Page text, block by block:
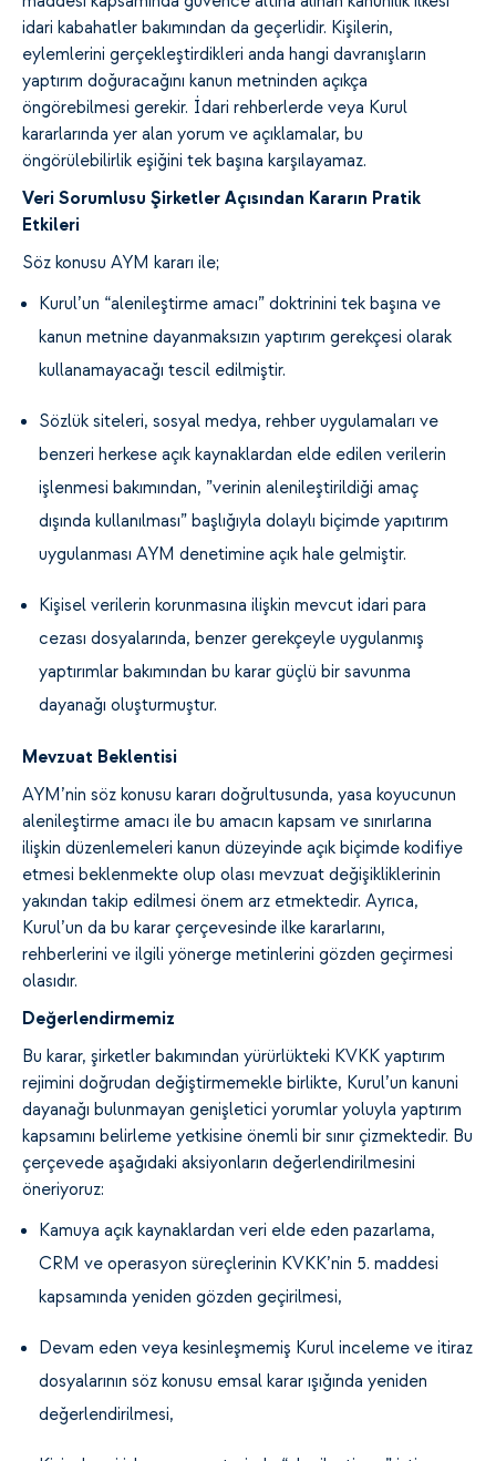
idari kabahatler bakımından da geçerlidir. Kişilerin,
eylemlerini gerçekleştirdikleri anda hangi davranışların
yaptırım doğuracağını kanun metninden açıkça
öngörebilmesi gerekir. İdari rehberlerde veya Kurul
kararlarında yer alan yorum ve açıklamalar, bu
öngörülebilirlik eşiğini tek başına karşılayamaz.
Veri Sorumlusu Şirketler Açısından Kararın Pratik
Etkileri
Söz konusu AYM kararı ile;
Kurul’un “alenileştirme amacı” doktrinini tek başına ve
kanun metnine dayanmaksızın yaptırım gerekçesi olarak
kullanamayacağı tescil edilmiştir.
Sözlük siteleri, sosyal medya, rehber uygulamaları ve
benzeri herkese açık kaynaklardan elde edilen verilerin
işlenmesi bakımından, ”verinin alenileştirildiği amaç
dışında kullanılması” başlığıyla dolaylı biçimde yapıtırım
uygulanması AYM denetimine açık hale gelmiştir.
Kişisel verilerin korunmasına ilişkin mevcut idari para
cezası dosyalarında, benzer gerekçeyle uygulanmış
yaptırımlar bakımından bu karar güçlü bir savunma
dayanağı oluşturmuştur.
Mevzuat Beklentisi
AYM’nin söz konusu kararı doğrultusunda, yasa koyucunun
alenileştirme amacı ile bu amacın kapsam ve sınırlarına
ilişkin düzenlemeleri kanun düzeyinde açık biçimde kodifiye
etmesi beklenmekte olup olası mevzuat değişikliklerinin
yakından takip edilmesi önem arz etmektedir. Ayrıca,
Kurul’un da bu karar çerçevesinde ilke kararlarını,
rehberlerini ve ilgili yönerge metinlerini gözden geçirmesi
olasıdır.
Değerlendirmemiz
Bu karar, şirketler bakımından yürürlükteki KVKK yaptırım
rejimini doğrudan değiştirmemekle birlikte, Kurul’un kanuni
dayanağı bulunmayan genişletici yorumlar yoluyla yaptırım
kapsamını belirleme yetkisine önemli bir sınır çizmektedir. Bu
çerçevede aşağıdaki aksiyonların değerlendirilmesini
öneriyoruz:
Kamuya açık kaynaklardan veri elde eden pazarlama,
CRM ve operasyon süreçlerinin KVKK’nin 5. maddesi
kapsamında yeniden gözden geçirilmesi,
Devam eden veya kesinleşmemiş Kurul inceleme ve itiraz
dosyalarının söz konusu emsal karar ışığında yeniden
değerlendirilmesi,